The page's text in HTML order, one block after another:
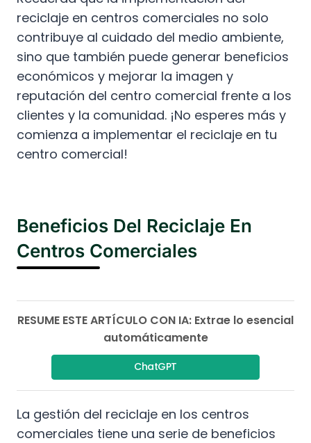
reciclaje en centros comerciales no solo
contribuye al cuidado del medio ambiente,
sino que también puede generar beneficios
económicos y mejorar la imagen y
reputación del centro comercial frente a los
clientes y la comunidad. ¡No esperes más y
comienza a implementar el reciclaje en tu
centro comercial!
Beneficios Del Reciclaje En
Centros Comerciales
RESUME ESTE ARTÍCULO CON IA: Extrae lo esencial
automáticamente
ChatGPT
La gestión del reciclaje en los centros
comerciales tiene una serie de beneficios